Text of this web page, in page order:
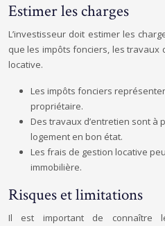
Estimer les charges
L’investisseur doit estimer les
que les impôts fonciers, les travaux
locative.
Les impôts fonciers
propriétaire.
Des travaux d’entretien sont à
logement en bon état.
Les frais de gestion locative
immobilière.
Risques et limitations
Il est important de connaître